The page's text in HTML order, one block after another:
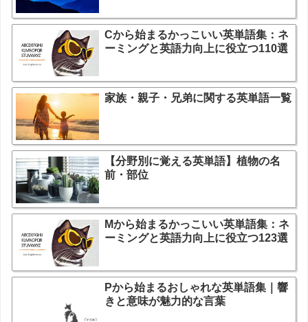
Cから始まるかっこいい英単語集：ネ
ーミングと英語力向上に役立つ110選
家族・親子・兄弟に関する英単語一覧
【分野別に覚える英単語】植物の名
前・部位
Mから始まるかっこいい英単語集：ネ
ーミングと英語力向上に役立つ123選
Pから始まるおしゃれな英単語集｜響
きと意味が魅力的な言葉